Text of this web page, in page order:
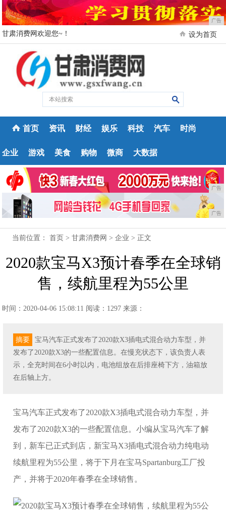
广告
甘肃消费网欢迎您~！ 设为首页
首页 资讯 财经 娱乐 科技 汽车 时尚
企业 游戏 美食 购物 微商 大数据
广告
广告
当前位置：首页 >甘肃消费网 >企业 > 正文
2020款宝马X3预计春季在全球销
售，续航里程为55公里
时间：2020-04-06 15:08:11 阅读：1297 来源：
摘要
宝马汽车正式发布了2020款X3插电式混合动力车型，并
发布了2020款X3的一些配置信息。在慢充状态下，该负责人表
示，全充时间在6小时以内，电池组放在后排座椅下方，油箱放
在后轴上方。
宝马汽车正式发布了2020款X3插电式混合动力车型，并
发布了2020款X3的一些配置信息。小编从宝马汽车了解
到，新车已正式到店，新宝马X3插电式混合动力纯电动
续航里程为55公里，将于下月在宝马Spartanburg工厂投
产，并将于2020年春季在全球销售。